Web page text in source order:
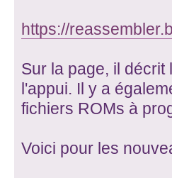
https://
Sur la page, il
l'appui. Il y a
fichiers ROMs à
Voici pour les